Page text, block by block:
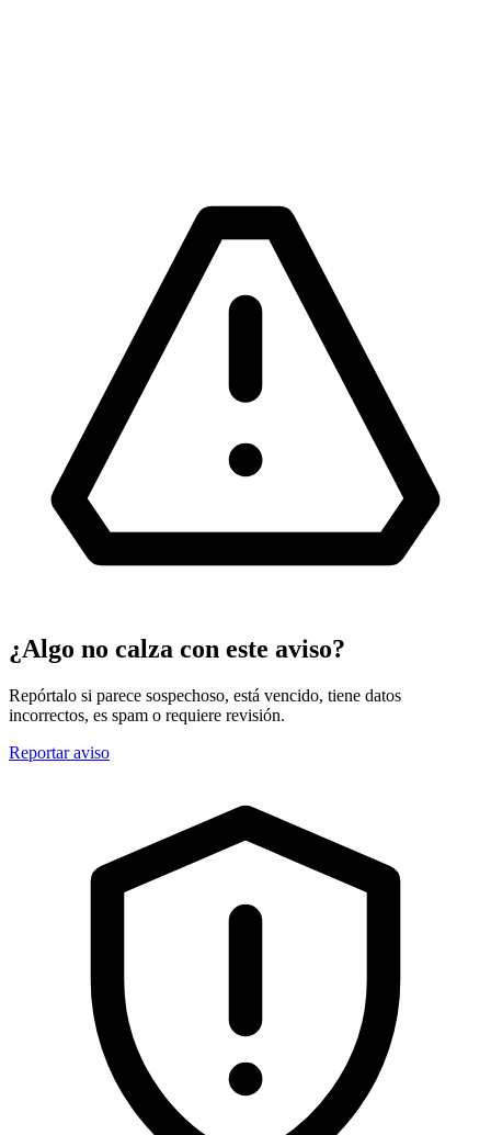
¿Algo no calza con este aviso?
Repórtalo si parece sospechoso, está vencido, tiene datos
incorrectos, es spam o requiere revisión.
Reportar aviso